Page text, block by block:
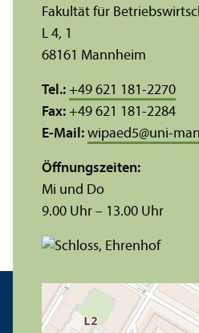
Fakultät für
L 4, 1
68161 Mannheim
Tel.: +49 621 181-2270
Fax: +49 621 181-2284
E-Mail: wipaed5@uni-
Öffnungs­zeiten:
Mi und Do
9.00 Uhr – 13.00 Uhr